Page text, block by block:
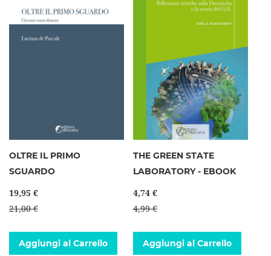
OLTRE IL PRIMO
SGUARDO
19,95 €
21,00 €
Aggiungi al Carrello
THE GREEN STATE
LABORATORY - EBOOK
4,74 €
4,99 €
Aggiungi al Carrello